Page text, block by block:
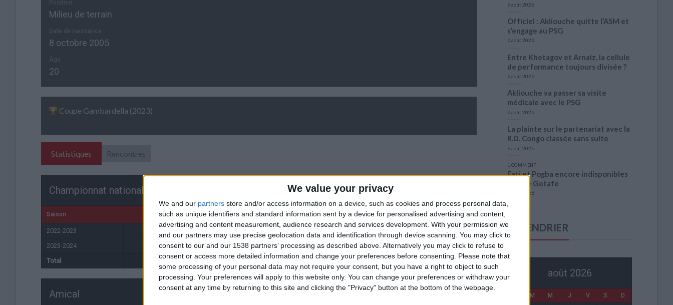
We value your privacy
We and our partners store and/or access information on a device, such as cookies and process personal data,
such as unique identifiers and standard information sent by a device for personalised advertising and content,
advertising and content measurement, audience research and services development. With your permission we
and our partners may use precise geolocation data and identification through device scanning. You may click to
consent to our and our 1538 partners’ processing as described above. Alternatively you may click to refuse to
consent or access more detailed information and change your preferences before consenting.
Please note that
some processing of your personal data may not require your consent, but you have a right to object to such
processing. Your preferences will apply to this website only. You can change your preferences or withdraw your
consent at any time by returning to this site and clicking the "Privacy" button at the bottom of the webpage.
Milieu de terrain
8 octobre 2005
20
Coupe Gambardella (2023)
Statistiques Rencontres
Championnat national U19
Saison Équipe
2022-2023 Monaco U19
2023-2024
Monaco U19 3 1 122 1 0
0
Total
- 5 1 153 2 0 0
Amical
6 août 2026
Officiel : Akliouche quitte l’ASM et
s’engage au PSG
6 août 2026
Entre Khetagov et Arnaiz, la cellule
de performance toujours divisée ?
6 août 2026
Akliouche va passer sa visite
médicale avec le PSG
6 août 2026
La plainte sur le partenariat avec la
R.D. Congo classée sans suite
6 août 2026
1 COMMENT
Fati et Pogba encore indisponibles
contre Getafe
6 août 2026
CALENDRIER
août 2026
M M J V S D